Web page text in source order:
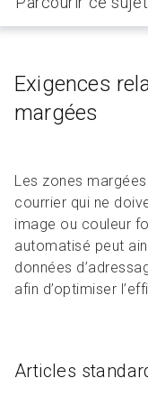
Exigences
margées
Les zones
courrier qui ne
image ou couleur
automatisé peut
données
afin d’optimiser
Articles